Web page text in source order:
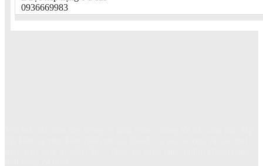
0936669983